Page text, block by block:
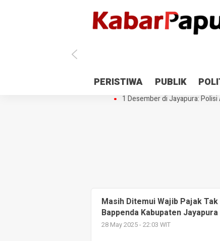
PERISTIWA PUBLIK
Antisipasi 1 Desember, TNI
Gedung Perpustakaan SMPN
1 Desember di Jayapura:
Masih Ditemui Wajib Pajak
Bappenda Kabupaten Jayapura
28 May 2025 - 22:03 WIT